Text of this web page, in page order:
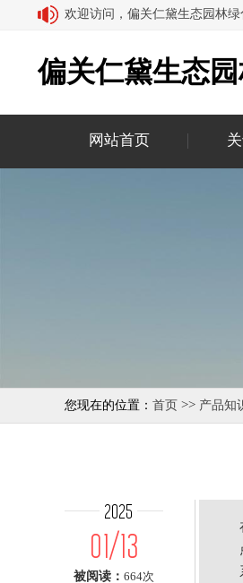
欢迎访问，偏关仁黛生态园林绿
偏关仁黛生态
网站首页
您现在的位置： 首页 >> 产品知
2025
01/13
被阅读： 664次